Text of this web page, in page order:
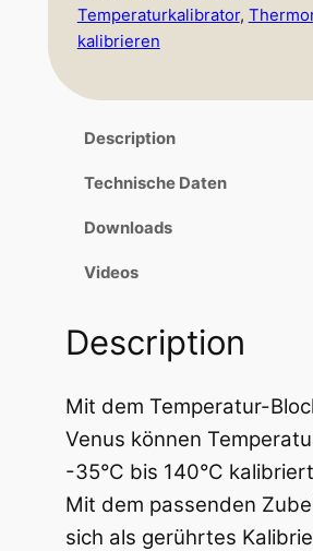
Temperaturkalibrator,
kalibrieren
Description
Technische Daten
Downloads
Videos
Description
Mit dem Temperatur-
Venus können
-35°C bis 140°C
Mit dem passenden
sich als gerührtes